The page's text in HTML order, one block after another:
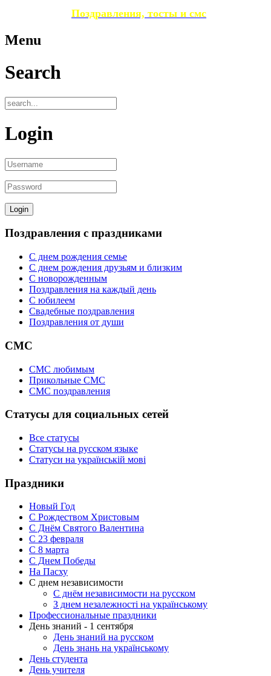
Поздравления, тосты и смс
Menu
Search
Login
Поздравления с праздниками
С днем рождения семье
С днем рождения друзьям и близким
C новорожденным
Поздравления на каждый день
С юбилеем
Свадебные поздравления
Поздравления от души
СМС
СМС любимым
Прикольные СМС
СМС поздравления
Статусы для социальных сетей
Все статусы
Статусы на русском языке
Статуси на українській мові
Праздники
Новый Год
С Рождеством Христовым
С Днём Святого Валентина
С 23 февраля
C 8 марта
С Днем Победы
На Пасху
С днем независимости
С днём независимости на русском
З днем незалежності на українському
Профессиональные праздники
День знаний - 1 сентября
День знаний на русском
День знань на українському
День студента
День учителя